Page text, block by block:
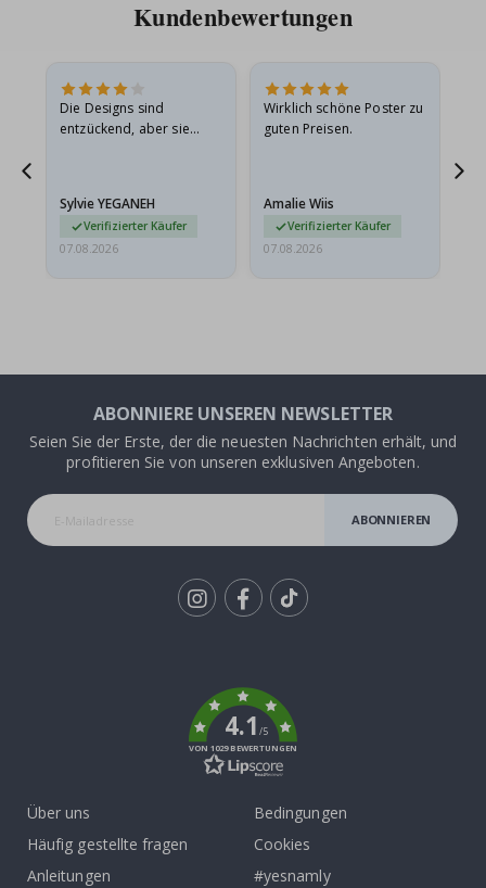
Kundenbewertungen
Die Designs sind
entzückend, aber sie
sie…
Sylvie YEGANEH
Verifizierter Käufer
07.08.2026
Wirklich schöne Poster zu
guten Preisen.
Amalie Wiis
Verifizierter Käufer
07.08.2026
ABONNIERE UNSEREN NEWSLETTER
Seien Sie der Erste, der die neuesten Nachrichten erhält, und
profitieren Sie von unseren exklusiven Angeboten.
ABONNIEREN
4.1/5
VON 1029 BEWERTUNGEN
Über uns
Häufig gestellte fragen
Anleitungen
Bedingungen
Cookies
#yesnamly